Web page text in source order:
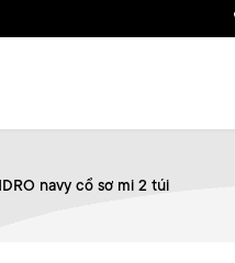
navy cổ sơ mi 2 túi